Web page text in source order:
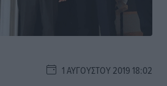
1 ΑΥΓΟΎΣΤΟΥ 2019 18:02